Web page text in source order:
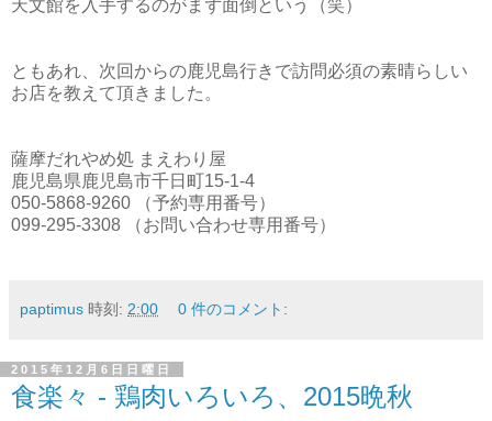
天文館を入手するのがまず面倒という（笑）
ともあれ、次回からの鹿児島行きで訪問必須の素晴らしい
お店を教えて頂きました。
薩摩だれやめ処 まえわり屋
鹿児島県鹿児島市千日町15-1-4
050-5868-9260 （予約専用番号）
099-295-3308 （お問い合わせ専用番号）
paptimus 時刻: 2:00 0 件のコメント:
2015年12月6日日曜日
食楽々 - 鶏肉いろいろ、2015晩秋